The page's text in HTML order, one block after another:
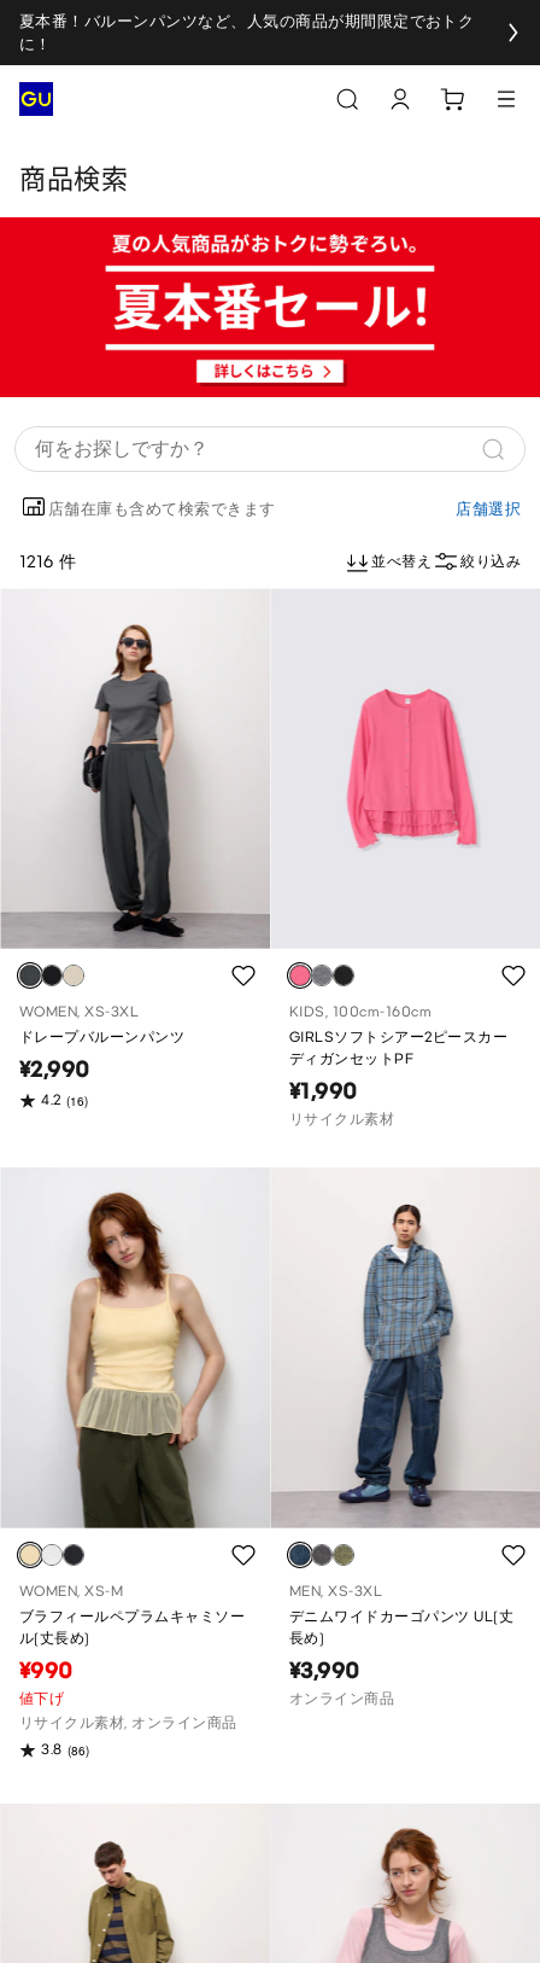
夏本番！バルーンパンツなど、人気の商品が期間限定でおトク
に！
商品検索
店舗在庫も含めて検索できます 店舗選択
1216 件 並べ替え 絞り込み
WOMEN, XS-3XL
ドレープバルーンパンツ
¥2,990
4.2 (16)
KIDS, 100cm-160cm
GIRLSソフトシアー2ピースカー
ディガンセットPF
¥1,990
リサイクル素材
WOMEN, XS-M
ブラフィールペプラムキャミソー
ル(丈長め)
¥990
値下げ
リサイクル素材, オンライン商品
3.8 (86)
MEN, XS-3XL
デニムワイドカーゴパンツ UL(丈
長め)
¥3,990
オンライン商品